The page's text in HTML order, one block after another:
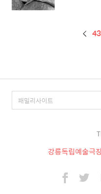
강릉독립예술극